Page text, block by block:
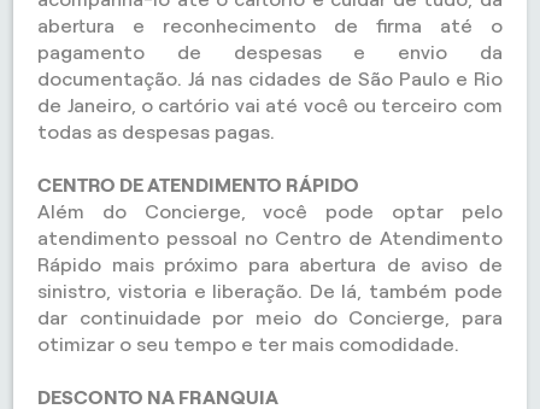
abertura e reconhecimento de firma até o
pagamento de despesas e envio da
documentação. Já nas cidades de São Paulo e Rio
de Janeiro, o cartório vai até você ou terceiro com
todas as despesas pagas.
CENTRO DE ATENDIMENTO RÁPIDO
Além do Concierge, você pode optar pelo
atendimento pessoal no Centro de Atendimento
Rápido mais próximo para abertura de aviso de
sinistro, vistoria e liberação. De lá, também pode
dar continuidade por meio do Concierge, para
otimizar o seu tempo e ter mais comodidade.
DESCONTO NA FRANQUIA